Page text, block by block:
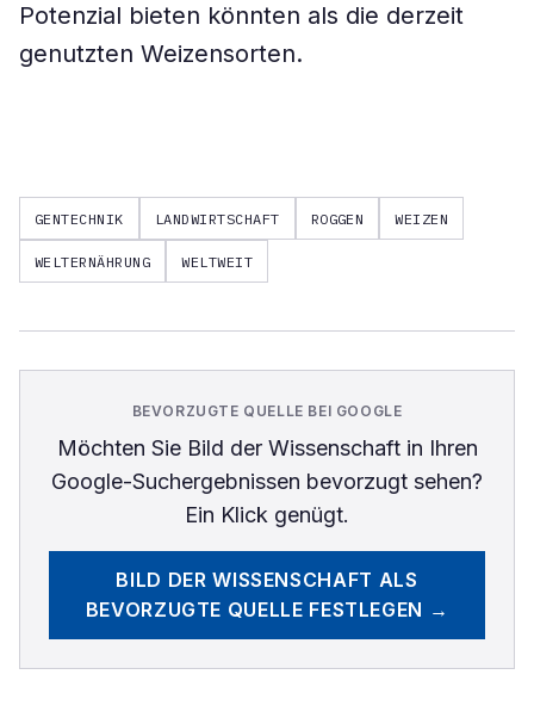
Potenzial bieten könnten als die derzeit
genutzten Weizensorten.
GENTECHNIK LANDWIRTSCHAFT ROGGEN WEIZEN
WELTERNÄHRUNG WELTWEIT
BEVORZUGTE QUELLE BEI GOOGLE
Möchten Sie Bild der Wissenschaftin Ihren
Google-Suchergebnissen bevorzugt sehen?
Ein Klick genügt.
BILD DER WISSENSCHAFT ALS
BEVORZUGTE QUELLE FESTLEGEN →